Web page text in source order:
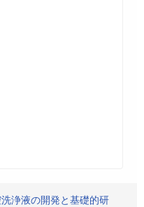
浄液の開発と基礎的研